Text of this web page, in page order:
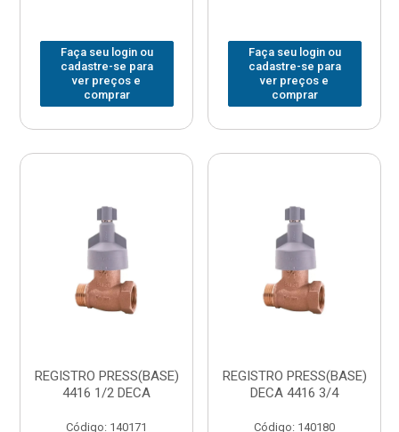
Faça seu login ou
cadastre-se para
ver preços e
comprar
Faça seu login ou
cadastre-se para
ver preços e
comprar
REGISTRO PRESS(BASE)
4416 1/2 DECA
Código: 140171
REGISTRO PRESS(BASE)
DECA 4416 3/4
Código: 140180